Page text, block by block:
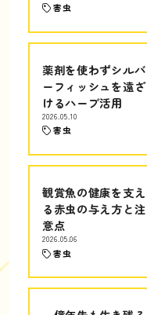
害虫
薬剤を使わずシルバ
ーフィッシュを遠ざ
けるハーブ活用
2026.05.10
害虫
観賞魚の健康を支え
る赤虫の与え方と注
意点
2026.05.06
害虫